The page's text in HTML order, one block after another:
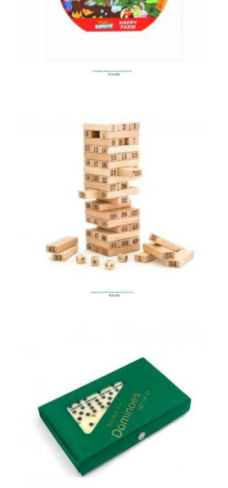
Rompecabezas Granja 80 Piezas
$89.900
Jenga Grande de Madera Números
$26.900